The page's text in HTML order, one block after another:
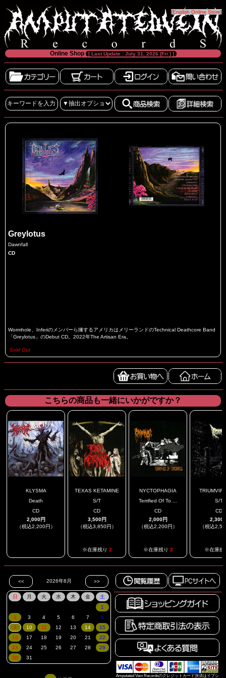
[English Online Store]
Online Shop [ Last Update : July 31, 2026 (Fri.) ]
Greylotus
Dawnfall
CD
Wormhole、Inferiのメンバーら擁するアメリカはメリーランドのTechnical Deathcore Band
「Greylotus」のDebut CD。2022年The Artisan Era。
Sold Out
こちらの商品も一緒にいかがですか？
KLYSMA
Death
CD
2,000円
（税込2,200円）
TEXAS KETAMINE
S/T
CD
3,500円
（税込3,850円）
※在庫残り 2
NYCTOPHAGIA
Terrified Of To ...
CD
2,000円
（税込2,200円）
※在庫残り 2
TRIUMVIR
S/T
CD
2,300
（税込
※在庫残
Amputated Vein Recordsのクレジットカード決済はイプシ